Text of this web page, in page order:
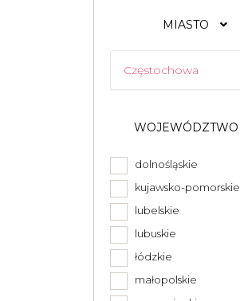
MIASTO
WOJEWÓDZTWO
dolnośląskie
kujawsko-pomorskie
lubelskie
lubuskie
łódzkie
małopolskie